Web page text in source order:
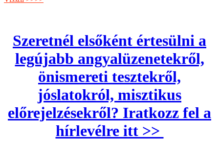
Szeretnél elsőként értesülni a
legújabb angyalüzenetekről,
önismereti tesztekről,
jóslatokról, misztikus
előrejelzésekről? Iratkozz fel a
hírlevélre itt >>